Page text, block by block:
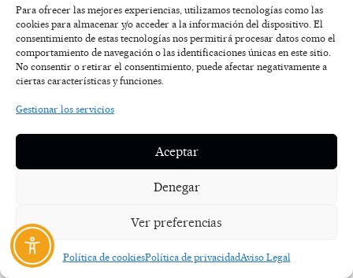
Para ofrecer las mejores experiencias, utilizamos tecnologías como las
cookies para almacenar y/o acceder a la información del dispositivo. El
consentimiento de estas tecnologías nos permitirá procesar datos como el
comportamiento de navegación o las identificaciones únicas en este sitio.
No consentir o retirar el consentimiento, puede afectar negativamente a
ciertas características y funciones.
Gestionar los servicios
Aceptar
Denegar
Ver preferencias
Política de cookiesPolítica de privacidadAviso Legal
Parkinson
o
el
cáncer
de
personalizada
es,
no